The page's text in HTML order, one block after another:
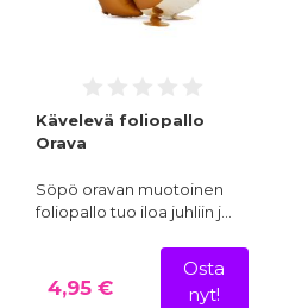
Kävelevä foliopallo
Orava
Söpö oravan muotoinen
foliopallo tuo iloa juhliin j…
4,95 €
Osta
nyt!